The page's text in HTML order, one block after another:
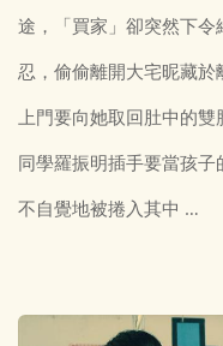
途，「買家」卻突然下
忍，偷偷離開大宅昵藏於
上門要向她取回肚中的
同學羅振明插手要當孩
不自覺地被捲入其中 …